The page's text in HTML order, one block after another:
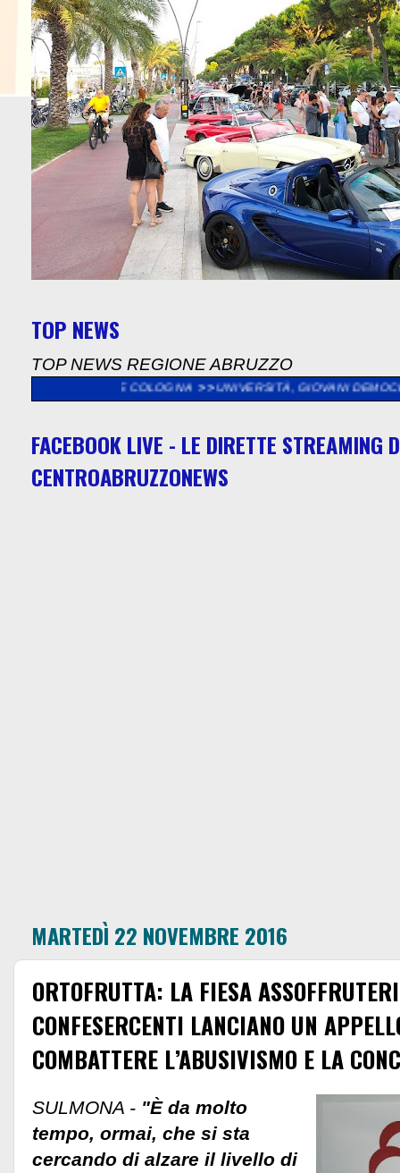
TOP NEWS
TOP NEWS REGIONE ABRUZZO
>> UNIVERSITÀ, GIOVANI DEMOCRATICI E PD:
FACEBOOK LIVE - LE DIRETTE STREAMING
CENTROABRUZZONEWS
MARTEDÌ 22 NOVEMBRE 2016
ORTOFRUTTA: LA FIESA
CONFESERCENTI LANCIANO UN
COMBATTERE L’ABUSIVISMO E LA
SULMONA - "È da molto
tempo, ormai, che si sta
cercando di alzare il livello di